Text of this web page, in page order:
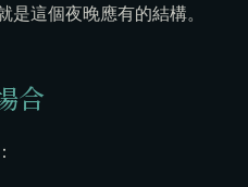
這個夜晚應有的結構。
合